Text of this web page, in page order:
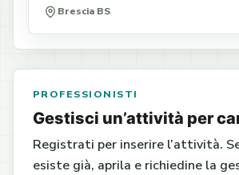
Brescia BS
PROFESSIONISTI
Gestisci un’attività per
Registrati per inserire l’attività.
esiste già, aprila e richiedine la